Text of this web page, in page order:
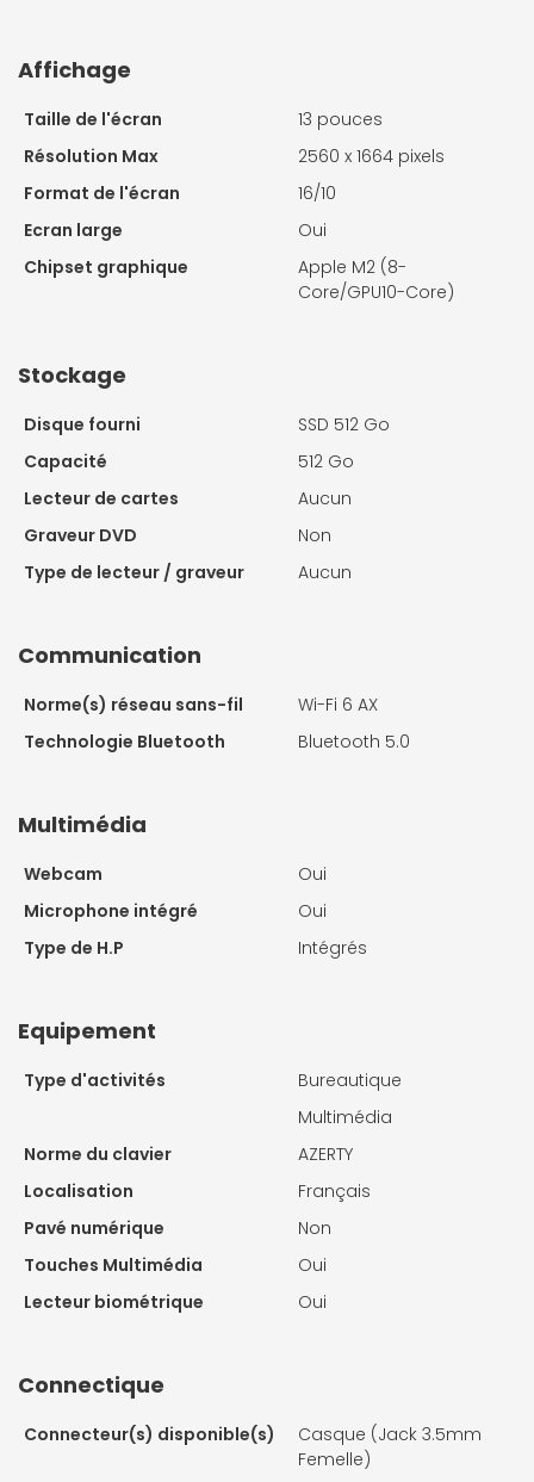
Affichage
Taille de l'écran
13 pouces
Résolution Max
2560 x 1664 pixels
Format de l'écran
16/10
Ecran large
Oui
Chipset graphique
Apple M2 (8-
Core/GPU10-Core)
Stockage
Disque fourni
SSD 512 Go
Capacité
512 Go
Lecteur de cartes
Aucun
Graveur DVD
Non
Type de lecteur / graveur
Aucun
Communication
Norme(s) réseau sans-fil
Wi-Fi 6 AX
Technologie Bluetooth
Bluetooth 5.0
Multimédia
Webcam
Oui
Microphone intégré
Oui
Type de H.P
Intégrés
Equipement
Type d'activités
Bureautique
Multimédia
Norme du clavier
AZERTY
Localisation
Français
Pavé numérique
Non
Touches Multimédia
Oui
Lecteur biométrique
Oui
Connectique
Connecteur(s) disponible(s)
Casque (Jack 3.5mm
Femelle)